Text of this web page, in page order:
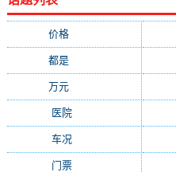
价格
都是
万元
医院(647)
车况(582)
门票(564)